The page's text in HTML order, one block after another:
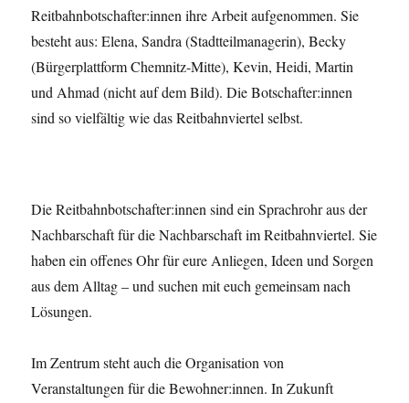
Reitbahnbotschafter:innen ihre Arbeit aufgenommen. Sie
besteht aus: Elena, Sandra (Stadtteilmanagerin), Becky
(Bürgerplattform Chemnitz-Mitte), Kevin, Heidi, Martin
und Ahmad (nicht auf dem Bild). Die Botschafter:innen
sind so vielfältig wie das Reitbahnviertel selbst.
Die Reitbahnbotschafter:innen sind ein Sprachrohr aus der
Nachbarschaft für die Nachbarschaft im Reitbahnviertel. Sie
haben ein offenes Ohr für eure Anliegen, Ideen und Sorgen
aus dem Alltag – und suchen mit euch gemeinsam nach
Lösungen.
Im Zentrum steht auch die Organisation von
Veranstaltungen für die Bewohner:innen. In Zukunft